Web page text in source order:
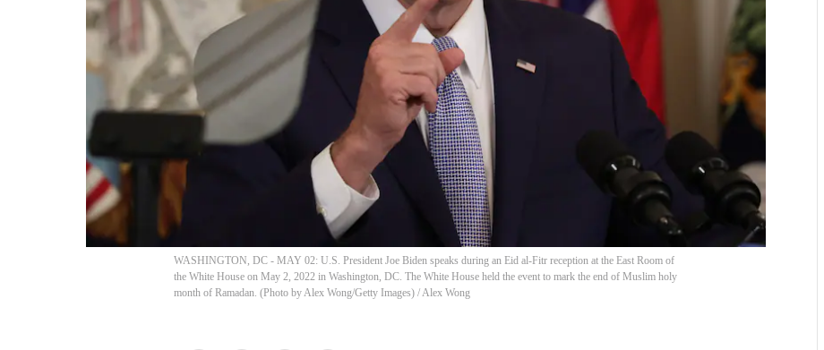
WASHINGTON, DC - MAY 02: U.S. President Joe Biden speaks during an Eid al-Fitr reception at the East Room of
the White House on May 2, 2022 in Washington, DC. The White House held the event to mark the end of Muslim holy
month of Ramadan. (Photo by Alex Wong/Getty Images) /Alex Wong